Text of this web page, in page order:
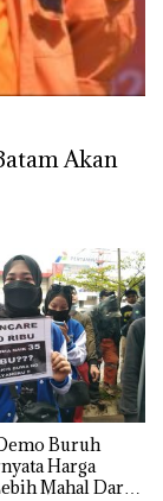
Akan
Buruh
Harga
Mahal Dari